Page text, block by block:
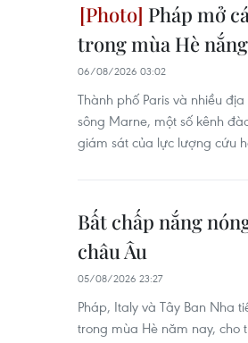
Pháp mở
trong mùa Hè
06/08/2026 03:02
Thành phố Paris và nhiều
sông Marne, một số kênh
giám sát của lực lượng cứu
Bất chấp nắng
châu Âu
05/08/2026 23:27
Pháp, Italy và Tây Ban Nha
trong mùa Hè năm nay, cho